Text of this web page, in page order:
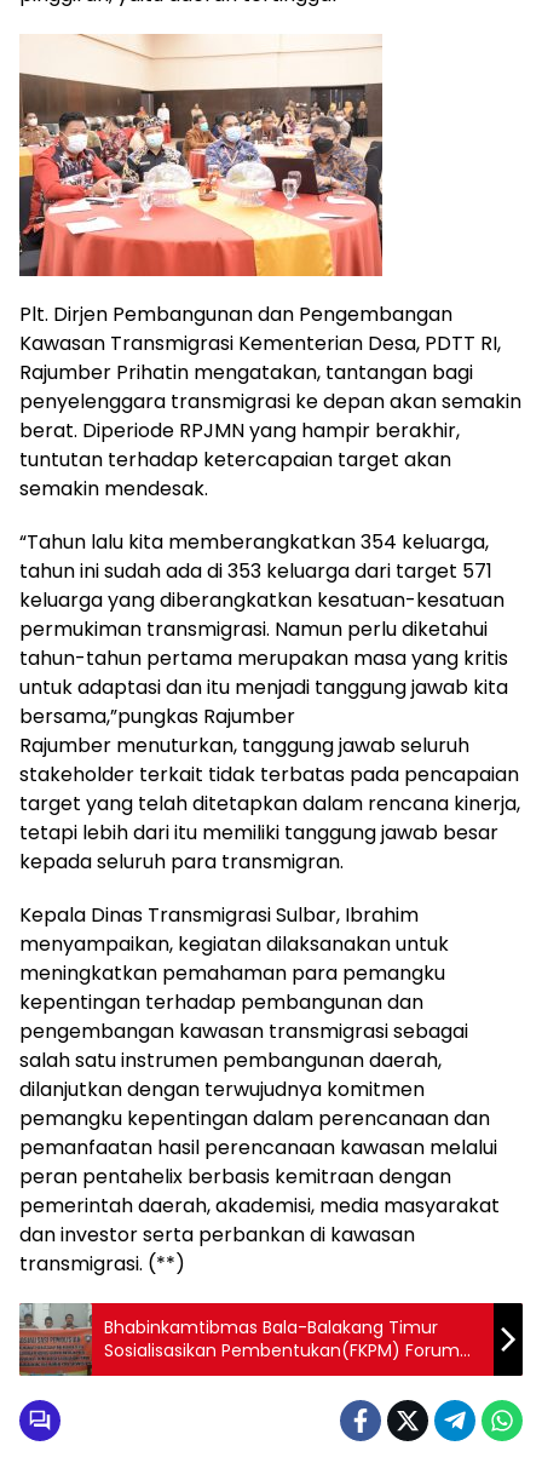
Plt. Dirjen Pembangunan dan Pengembangan
Kawasan Transmigrasi Kementerian Desa, PDTT RI,
Rajumber Prihatin mengatakan, tantangan bagi
penyelenggara transmigrasi ke depan akan semakin
berat. Diperiode RPJMN yang hampir berakhir,
tuntutan terhadap ketercapaian target akan
semakin mendesak.
“Tahun lalu kita memberangkatkan 354 keluarga,
tahun ini sudah ada di 353 keluarga dari target 571
keluarga yang diberangkatkan kesatuan-kesatuan
permukiman transmigrasi. Namun perlu diketahui
tahun-tahun pertama merupakan masa yang kritis
untuk adaptasi dan itu menjadi tanggung jawab kita
bersama,”pungkas Rajumber
Rajumber menuturkan, tanggung jawab seluruh
stakeholder terkait tidak terbatas pada pencapaian
target yang telah ditetapkan dalam rencana kinerja,
tetapi lebih dari itu memiliki tanggung jawab besar
kepada seluruh para transmigran.
Kepala Dinas Transmigrasi Sulbar, Ibrahim
menyampaikan, kegiatan dilaksanakan untuk
meningkatkan pemahaman para pemangku
kepentingan terhadap pembangunan dan
pengembangan kawasan transmigrasi sebagai
salah satu instrumen pembangunan daerah,
dilanjutkan dengan terwujudnya komitmen
pemangku kepentingan dalam perencanaan dan
pemanfaatan hasil perencanaan kawasan melalui
peran pentahelix berbasis kemitraan dengan
pemerintah daerah, akademisi, media masyarakat
dan investor serta perbankan di kawasan
transmigrasi. (**)
Bhabinkamtibmas Bala-Balakang Timur
Sosialisasikan Pembentukan(FKPM) Forum
kemitraan Perpolisian Masyarakat